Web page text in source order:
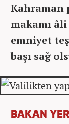
Kahraman
makamı
emniyet
başı sağ
BAKAN